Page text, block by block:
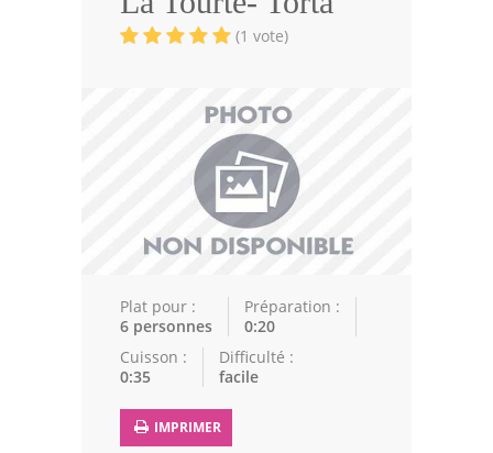
Volailles
Pâtisseries Orientales
Recettes marocaine
Cuisine Algérienne
Cuisine Tunisienne
Cuisine Libanaise
Articles
Actualités
(1 vote)
Plat pour :
6 personnes
Préparation :
0:20
Cuisson :
0:35
Difficulté :
facile
IMPRIMER